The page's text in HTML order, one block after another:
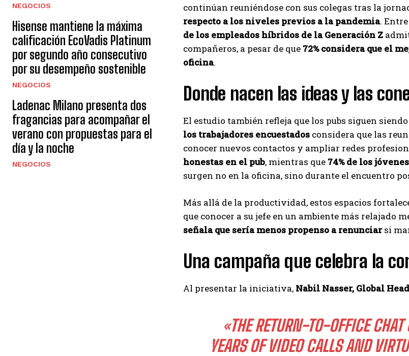
NEGOCIOS
Hisense mantiene la máxima
calificación EcoVadis Platinum
por segundo año consecutivo
por su desempeño sostenible
NEGOCIOS
Ladenac Milano presenta dos
fragancias para acompañar el
verano con propuestas para el
día y la noche
NEGOCIOS
continúan reuniéndose con sus colegas tras la
respecto a los niveles previos a la pandemia.
de los empleados híbridos de la Generación Z
compañeros, a pesar de que 72% considera que el
oficina.
Donde nacen las ideas y las
El estudio también refleja que los pubs siguen
los trabajadores encuestados considera que las
conocer nuevos contactos y ampliar redes
honestas en el pub, mientras que 74% de los
surgen no en la oficina, sino durante el encuentro
Más allá de la productividad, estos espacios
que conocer a su jefe en un ambiente más relajado
señala que sería menos propenso a renunciarsi
Una campaña que celebra la
Al presentar la iniciativa, Nabil Nasser, Global
«THE RETURN-TO-OFFICE CHAT
ARS OF VIDEO CALLS AND